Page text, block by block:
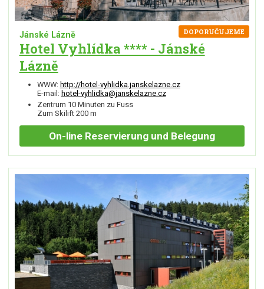
Jánské Lázně
Hotel Vyhlídka **** - Jánské
Lázně
DOPORUČUJEME
WWW: http://hotel-vyhlidka.janskelazne.cz
E-mail: hotel-vyhlidka@janskelazne.cz
Zentrum 10 Minuten zu Fuss
Zum Skilift 200 m
On-line Reservierung und Belegung